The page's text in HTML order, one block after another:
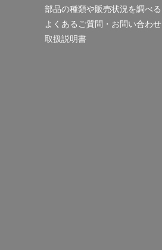
部品の種類や販売状況を調べる
よくあるご質問・お問い合わせ
取扱説明書